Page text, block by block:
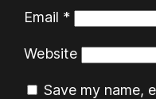
Email *
Website
Save my name,